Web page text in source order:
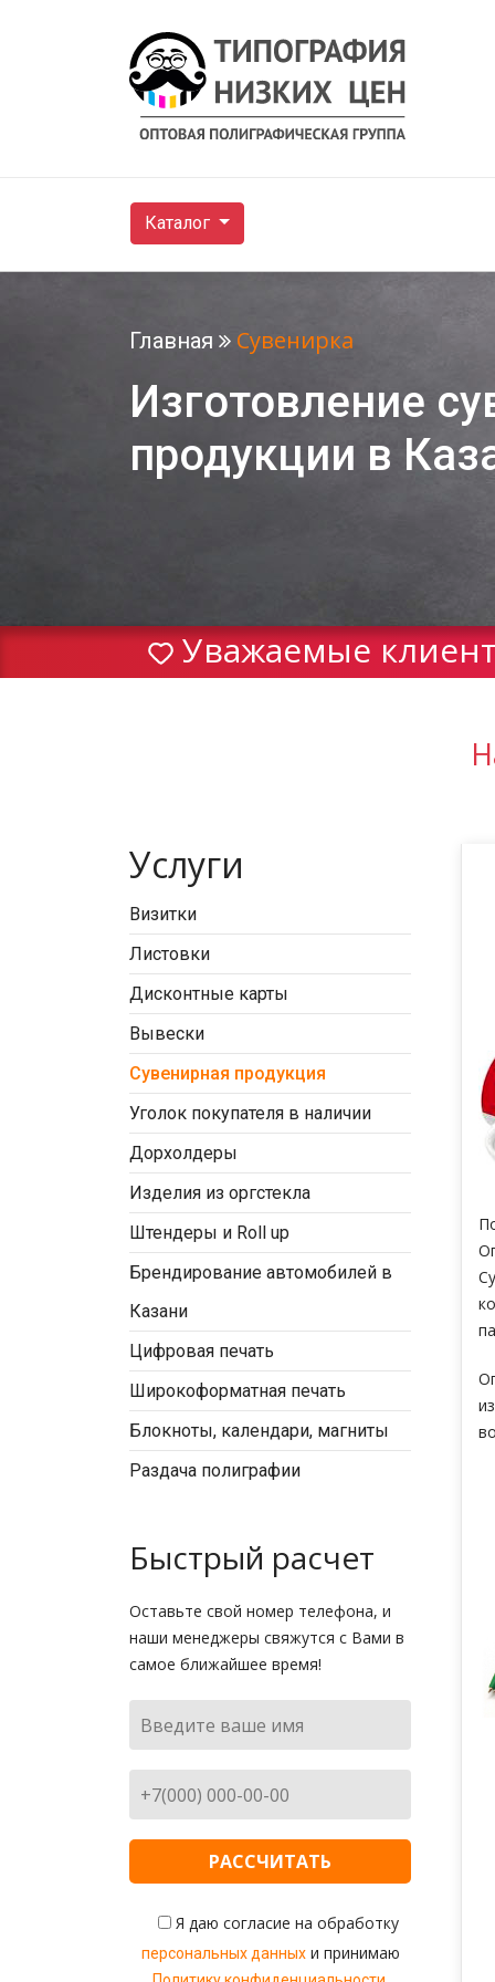
Каталог
Главная Сувенирка
Изготовление
продукции в
Уважаемые
Услуги
Визитки
Листовки
Дисконтные карты
Вывески
Сувенирная продукция
Уголок покупателя в наличии
Дорхолдеры
Изделия из оргстекла
Штендеры и Roll up
Брендирование автомобилей в
Казани
Цифровая печать
Широкоформатная печать
Блокноты, календари, магниты
Раздача полиграфии
Быстрый расчет
Оставьте свой номер телефона, и
наши менеджеры свяжутся с Вами в
самое ближайшее время!
Я даю согласие на обработку
персональных данныхи принимаю